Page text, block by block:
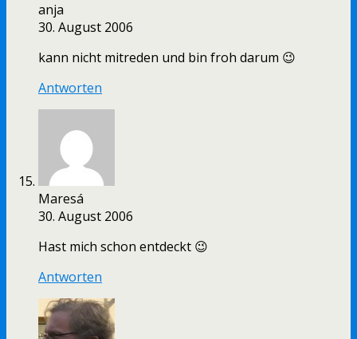
anja
30. August 2006
kann nicht mitreden und bin froh darum 😉
Antworten
Maresá
30. August 2006
Hast mich schon entdeckt 😉
Antworten